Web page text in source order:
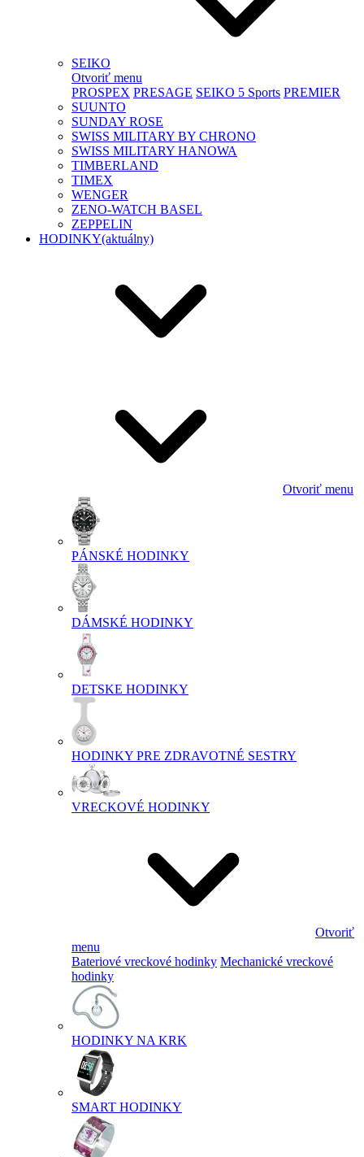
SEIKO
Otvoriť menu
PROSPEX PRESAGE SEIKO 5 Sports PREMIER
SUUNTO
SUNDAY ROSE
SWISS MILITARY BY CHRONO
SWISS MILITARY HANOWA
TIMBERLAND
TIMEX
WENGER
ZENO-WATCH BASEL
ZEPPELIN
HODINKY(aktuálny)
Otvoriť menu
PÁNSKÉ HODINKY
DÁMSKÉ HODINKY
DETSKE HODINKY
HODINKY PRE ZDRAVOTNÉ SESTRY
VRECKOVÉ HODINKY
Otvoriť
menu
Bateriové vreckové hodinky Mechanické vreckové
hodinky
HODINKY NA KRK
SMART HODINKY